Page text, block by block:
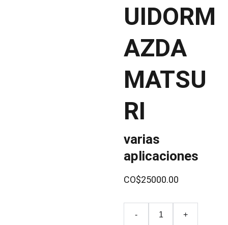
UIDORM
AZDA
MATSU
RI
varias
aplicaciones
CO$25000.00
- +